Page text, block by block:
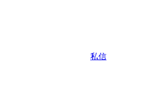
私信